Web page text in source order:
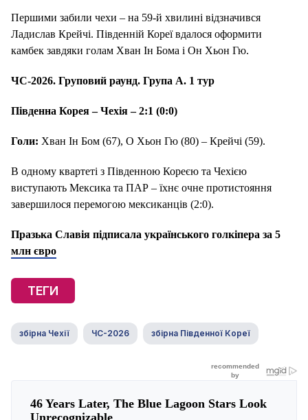
Першими забили чехи – на 59-й хвилині відзначився
Ладислав Крейчі. Південній Кореї вдалося оформити
камбек завдяки голам Хван Ін Бома і Он Хьон Гю.
ЧС-2026. Груповий раунд. Група А. 1 тур
Південна Корея – Чехія – 2:1 (0:0)
Голи: Хван Ін Бом (67), О Хьон Гю (80) – Крейчі (59).
В одному квартеті з Південною Кореєю та Чехією
виступають Мексика та ПАР – їхнє очне протистояння
завершилося перемогою мексиканців (2:0).
Празька Славія підписала українського голкіпера за 5
млн євро
ТЕГИ
збірна Чехії ЧС-2026 збірна Південної Кореї